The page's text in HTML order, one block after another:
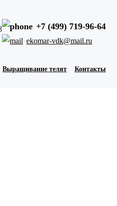
+7 (499) 719-96-64
ekomar-vdk@mail.ru
Выращивание телят Контакты